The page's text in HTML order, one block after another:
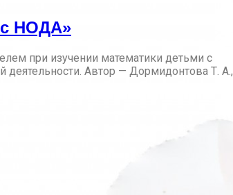
с НОДА»
при изучении математики детьми с
Автор — Дормидонтова Т. А.,